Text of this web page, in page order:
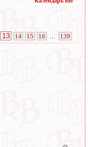
13 14 15 16 139